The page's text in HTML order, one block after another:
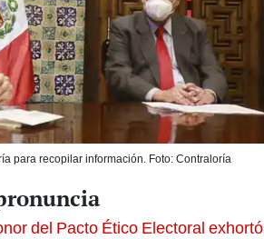
para recopilar información. Foto: Contraloría
del Pacto Ético Electoral exhortó